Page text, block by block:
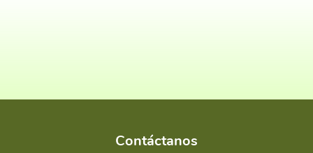
Contáctanos